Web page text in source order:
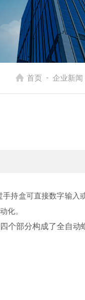
首页 - 企业新闻
持盒可直接数字输入
化。
个部分构成了全自